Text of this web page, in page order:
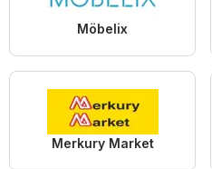
Möbelix
Merkury Market